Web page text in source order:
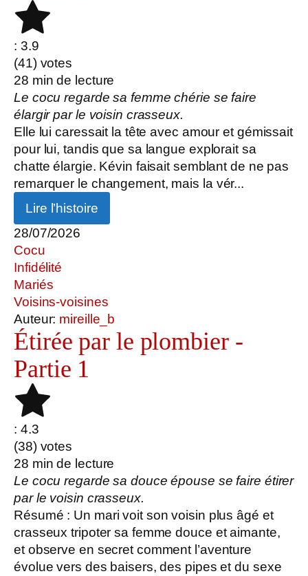
: 3.9
(41) votes
28 min de lecture
Le cocu regarde sa femme chérie se faire
élargir par le voisin crasseux.
Elle lui caressait la tête avec amour et gémissait
pour lui, tandis que sa langue explorait sa
chatte élargie. Kévin faisait semblant de ne pas
remarquer le changement, mais la vér...
Lire l’histoire
28/07/2026
Cocu
Infidélité
Mariés
Voisins-voisines
Auteur: mireille_b
Étirée par le plombier -
Partie 1
: 4.3
(38) votes
28 min de lecture
Le cocu regarde sa douce épouse se faire étirer
par le voisin crasseux.
Résumé : Un mari voit son voisin plus âgé et
crasseux tripoter sa femme douce et aimante,
et observe en secret comment l’aventure
évolue vers des baisers, des pipes et du sexe